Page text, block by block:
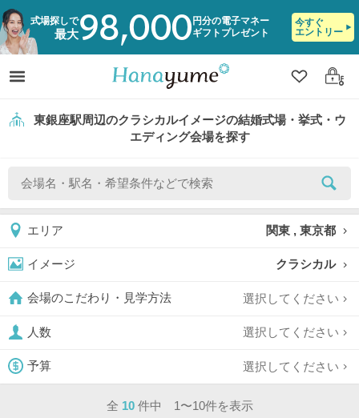
式場探しで
最大98,000 円分の電子マネー
ギフトプレゼント
今すぐ
エントリー
クリップ
ログ
東銀座駅周辺のクラシカルイメージの結婚式場・挙式・ウ
エディング会場を探す
エリア 関東 , 東京都
イメージ クラシカル
会場のこだわり・見学方法 選択してください
人数 選択してください
予算 選択してください
全 10 件中 1〜10件を表示